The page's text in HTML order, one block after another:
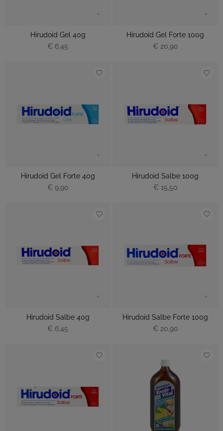
Hirudoid Gel 40g
€ 6,45
Hirudoid Gel Forte 100g
€ 20,90
Hirudoid Gel Forte 40g
€ 9,90
Hirudoid Salbe 100g
€ 15,50
Hirudoid Salbe 40g
€ 6,45
Hirudoid Salbe Forte 100g
€ 20,90